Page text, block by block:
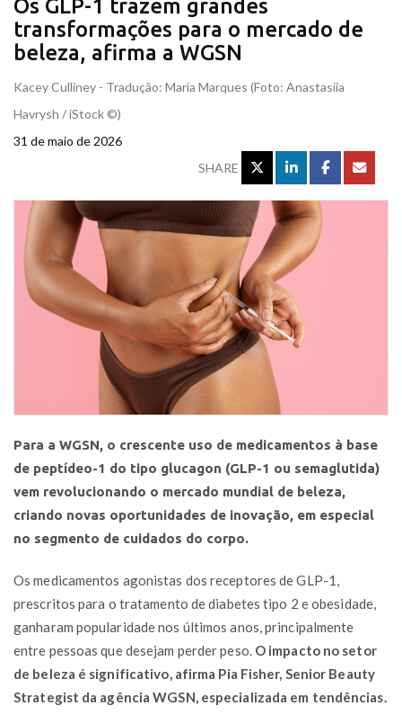
Os GLP-1 trazem grandes
transformações para o mercado de
beleza, afirma a WGSN
Kacey Culliney - Tradução: Maria Marques (Foto: Anastasiia
Havrysh / iStock ©)
31 de maio de 2026
SHARE
Para a WGSN, o crescente uso de medicamentos à base
de peptídeo-1 do tipo glucagon (GLP-1 ou semaglutida)
vem revolucionando o mercado mundial de beleza,
criando novas oportunidades de inovação, em especial
no segmento de cuidados do corpo.
Os medicamentos agonistas dos receptores de GLP-1,
prescritos para o tratamento de diabetes tipo 2 e obesidade,
ganharam popularidade nos últimos anos, principalmente
entre pessoas que desejam perder peso. O impacto no setor
de beleza é significativo, afirma Pia Fisher, Senior Beauty
Strategist da agência WGSN, especializada em tendências.